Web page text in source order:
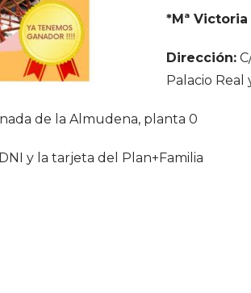
*Mª
Dirección:
Palacio
de la Almudena, planta 0
y la tarjeta del Plan+Familia